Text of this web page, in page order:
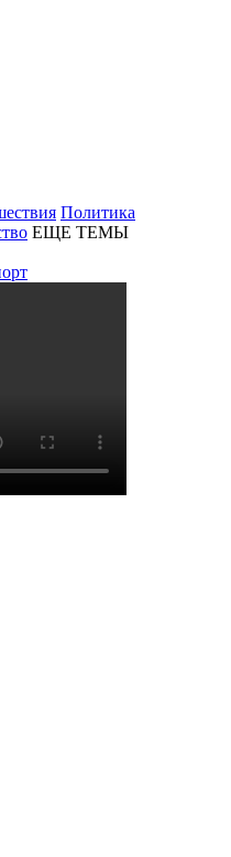
Политика
ЕЩЕ ТЕМЫ